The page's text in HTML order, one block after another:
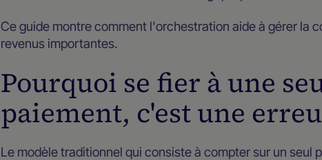
Ce guide montre comment l'orchestration aide à gérer la
revenus importantes.
Pourquoi se fier à une
paiement, c'est une
Le modèle traditionnel qui consiste à compter sur un seul